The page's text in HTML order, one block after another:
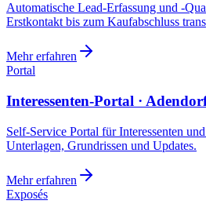
Automatische Lead-Erfassung und -
Erstkontakt bis zum Kaufabschluss
Mehr erfahren
Portal
Interessenten-Portal ·
Self-Service Portal für Interessenten
Unterlagen, Grundrissen und Updates.
Mehr erfahren
Exposés